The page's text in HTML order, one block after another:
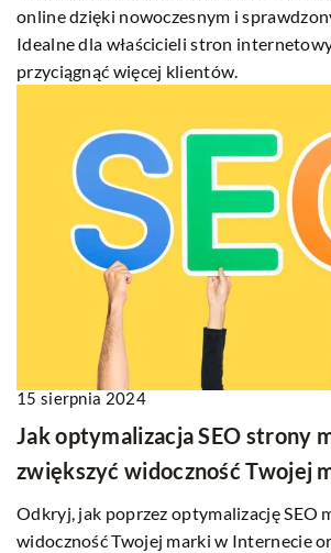
online dzięki nowoczesnym i
Idealne dla właścicieli stron
przyciągnąć więcej klientów.
15 sierpnia 2024
Jak optymalizacja SEO strony
zwiększyć widoczność Twojej
Odkryj, jak poprzez optymalizację SEO
widoczność Twojej marki w Internecie